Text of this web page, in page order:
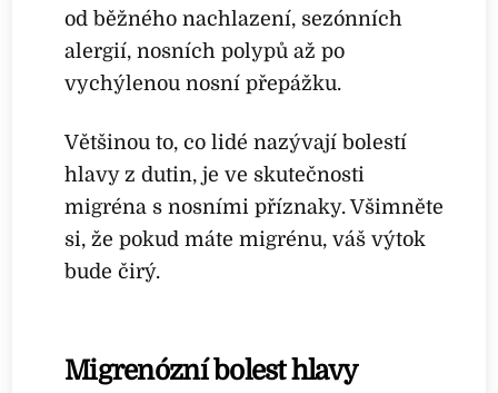
od běžného nachlazení, sezónních
alergií, nosních polypů až po
vychýlenou nosní přepážku.
Většinou to, co lidé nazývají bolestí
hlavy z dutin, je ve skutečnosti
migréna s nosními příznaky. Všimněte
si, že pokud máte migrénu, váš výtok
bude čirý.
Migrenózní bolest hlavy